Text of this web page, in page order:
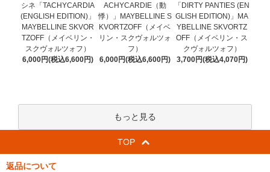
シネ「TACHYCARDIA
(ENGLISH EDITION)」
MAYBELLINE SKVOR
TZOFF（メイベリン・
スクヴォルツォフ）
6,000円(税込6,600円)
ACHYCARDIE（動
悸）」MAYBELLINE S
KVORTZOFF（メイベ
リン・スクヴォルツォ
フ）
6,000円(税込6,600円)
「DIRTY PANTIES (EN
GLISH EDITION)」MA
YBELLINE SKVORTZ
OFF（メイベリン・ス
クヴォルツォフ）
3,700円(税込4,070円)
もっと見る
TOP
返品について